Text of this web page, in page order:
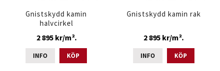
Gnistskydd kamin
halvcirkel
2 895 kr/m².
INFO KÖP
Gnistskydd kamin rak
2 895 kr/m².
INFO KÖP